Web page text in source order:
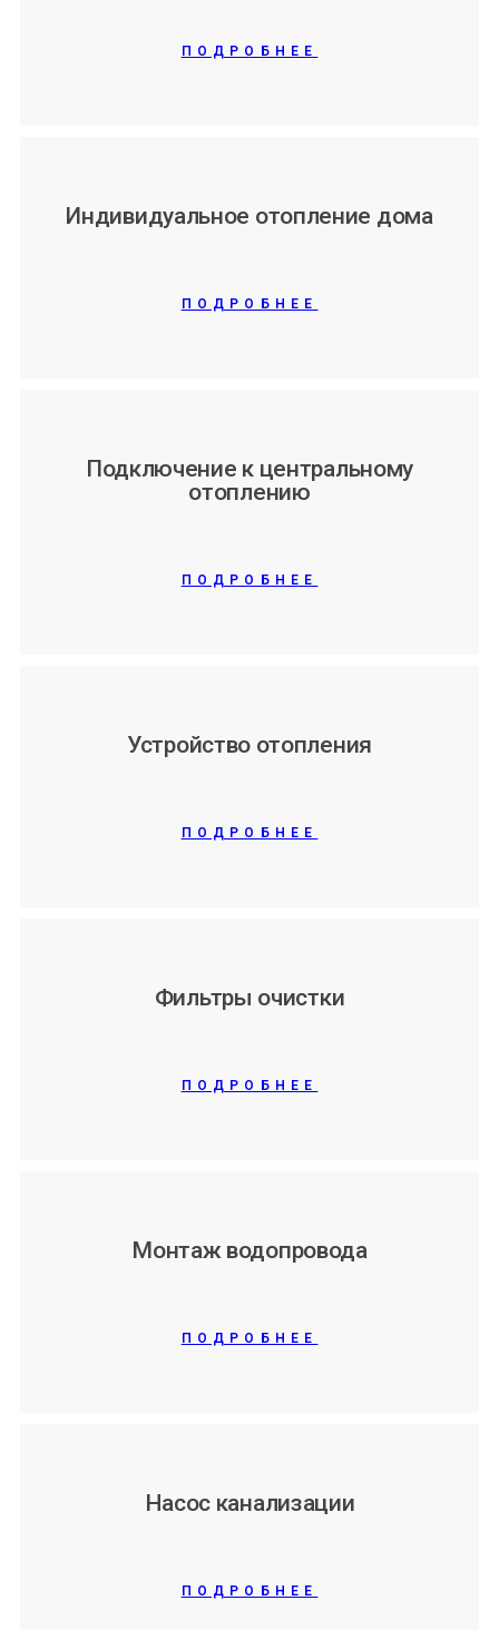
ПОДРОБНЕЕ
Индивидуальное отопление дома
ПОДРОБНЕЕ
Подключение к центральному
отоплению
ПОДРОБНЕЕ
Устройство отопления
ПОДРОБНЕЕ
Фильтры очистки
ПОДРОБНЕЕ
Монтаж водопровода
ПОДРОБНЕЕ
Насос канализации
ПОДРОБНЕЕ